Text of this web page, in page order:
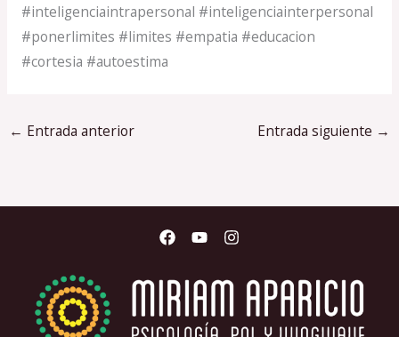
#inteligenciaintrapersonal #inteligenciainterpersonal
#ponerlimites #limites #empatia #educacion
#cortesia #autoestima
← Entrada anterior Entrada siguiente →